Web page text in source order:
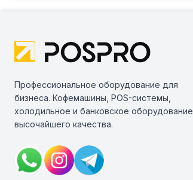
Профессиональное оборудование для
бизнеса. Кофемашины, POS-системы,
холодильное и банковское оборудование
высочайшего качества.